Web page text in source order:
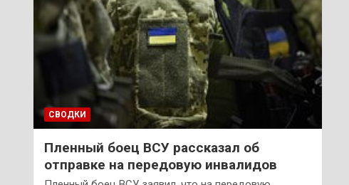
СВОДКИ
Пленный боец ВСУ рассказал об
отправке на передовую инвалидов